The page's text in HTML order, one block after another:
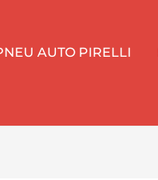
AUTO PIRELLI